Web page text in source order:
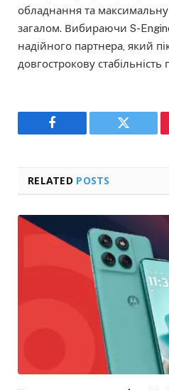
обладнання та максимальну
загалом. Вибираючи S-
надійного партнера, який
довгострокову стабільність
Facebook Twitter
RELATED POSTS